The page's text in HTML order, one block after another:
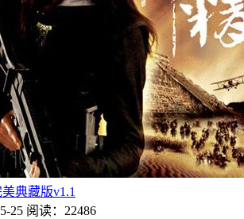
典藏版v1.1
25 阅读：22486